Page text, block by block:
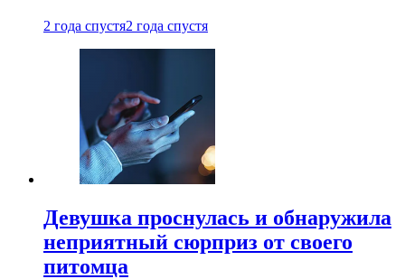
2 года спустя2 года спустя
Девушка проснулась и обнаружила
неприятный сюрприз от своего
питомца